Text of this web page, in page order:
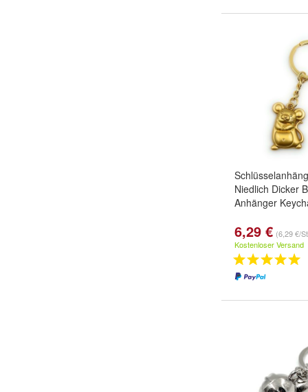
Niedlich Dicker
Anhänger
6,29 € (6,29 €/
Kostenloser Versand